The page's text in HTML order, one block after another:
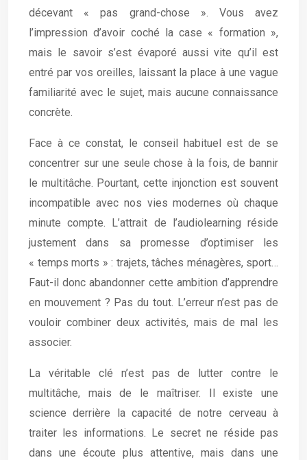
décevant « pas grand-chose ». Vous avez
l’impression d’avoir coché la case « formation »,
mais le savoir s’est évaporé aussi vite qu’il est
entré par vos oreilles, laissant la place à une vague
familiarité avec le sujet, mais aucune connaissance
concrète.
Face à ce constat, le conseil habituel est de se
concentrer sur une seule chose à la fois, de bannir
le multitâche. Pourtant, cette injonction est souvent
incompatible avec nos vies modernes où chaque
minute compte. L’attrait de l’audiolearning réside
justement dans sa promesse d’optimiser les
« temps morts » : trajets, tâches ménagères, sport…
Faut-il donc abandonner cette ambition d’apprendre
en mouvement ? Pas du tout. L’erreur n’est pas de
vouloir combiner deux activités, mais de mal les
associer.
La véritable clé n’est pas de lutter contre le
multitâche, mais de le maîtriser. Il existe une
science derrière la capacité de notre cerveau à
traiter les informations. Le secret ne réside pas
dans une écoute plus attentive, mais dans une